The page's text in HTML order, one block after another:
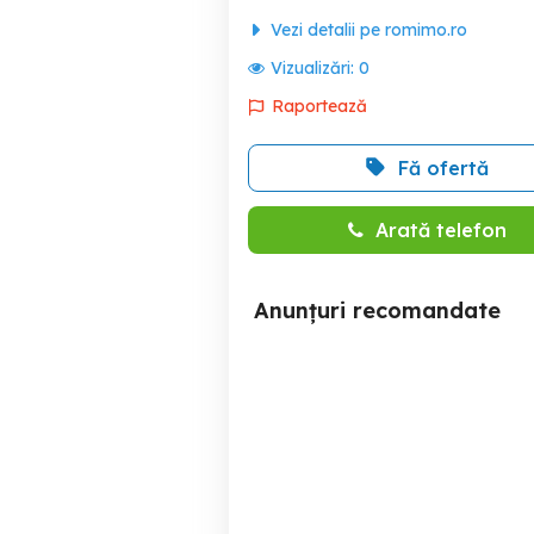
Vezi detalii pe romimo.ro
Vizualizări: 0
Raportează
Fă ofertă
Arată telefon
Anunțuri recomandate